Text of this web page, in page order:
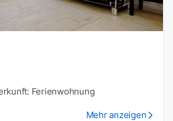
Ferienwohnung
Mehr anzeigen